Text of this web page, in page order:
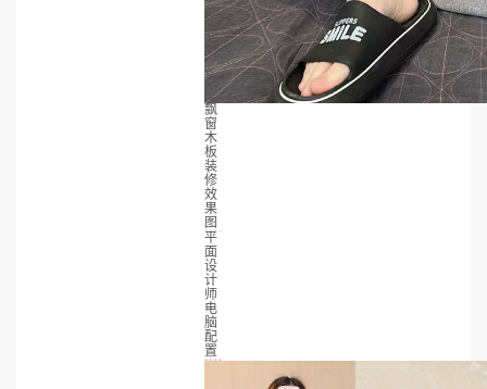
飘
窗
木
板
装
修
效
果
图
平
面
设
计
师
电
脑
配
置